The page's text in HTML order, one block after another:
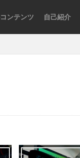
ンテンツ 自己紹介